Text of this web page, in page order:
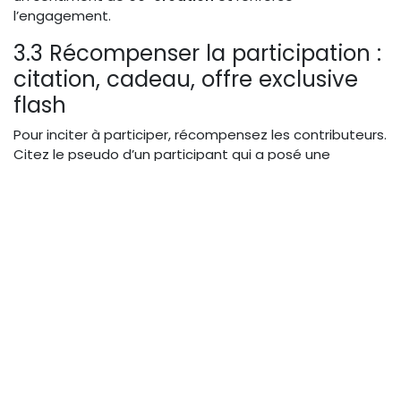
l’engagement.
3.3 Récompenser la participation :
citation, cadeau, offre exclusive
flash
Pour inciter à participer, récompensez les contributeurs.
Citez le pseudo d’un participant qui a posé une